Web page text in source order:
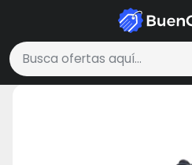
Buscar ofertas
Moda y AccesoriosASICS Jolt 4